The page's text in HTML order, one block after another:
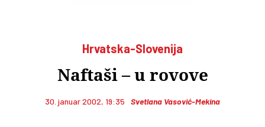
Hrvatska-Slovenija
Naftaši – u rovove
30. januar 2002, 19:35 Svetlana Vasović-Mekina